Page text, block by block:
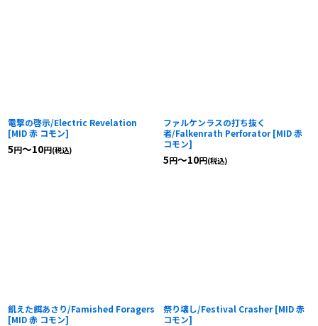
電撃の啓示/Electric Revelation
[MID 赤 コモン]
5円～10円(税込)
ファルケンラスの打ち抜く
者/Falkenrath Perforator [MID 赤
コモン]
5円～10円(税込)
飢えた餌あさり/Famished Foragers
[MID 赤 コモン]
祭り壊し/Festival Crasher [MID 赤
コモン]